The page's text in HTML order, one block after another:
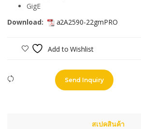
GigE
Download:
a2A2590-22gmPRO
Add to Wishlist
Send Inquiry
สเปคสินค้า